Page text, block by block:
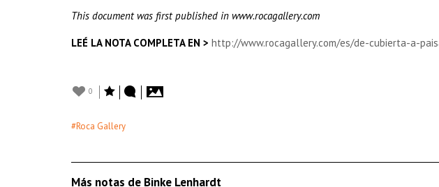
This document was first published in www.rocagallery.com
LEÉ LA NOTA COMPLETA EN > http://www.rocagallery.com/es/de-cubierta-a-
0
#Roca Gallery
Más notas de Binke Lenhardt